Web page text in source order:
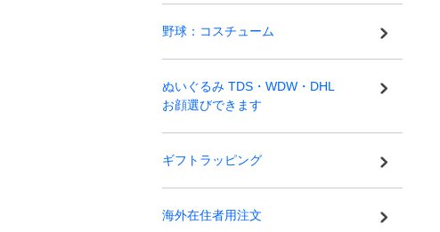
野球：コスチューム
ぬいぐるみ TDS・WDW・DHL
お顔選びできます
ギフトラッピング
海外在住者用注文